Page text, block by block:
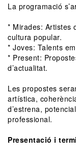
La programació
* Mirades: Artistes
cultura popular.
* Joves: Talents
* Present:
d’actualitat.
Les propostes
artística,
d’estrena,
professional.
Presentació i